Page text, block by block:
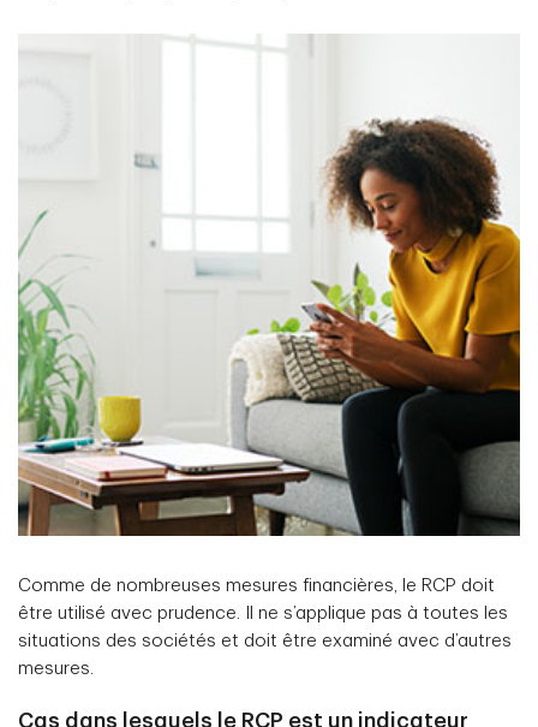
Comme de nombreuses mesures financières, le RCP doit
être utilisé avec prudence. Il ne s’applique pas à toutes les
situations des sociétés et doit être examiné avec d’autres
mesures.
Cas dans lesquels le RCP est un indicateur